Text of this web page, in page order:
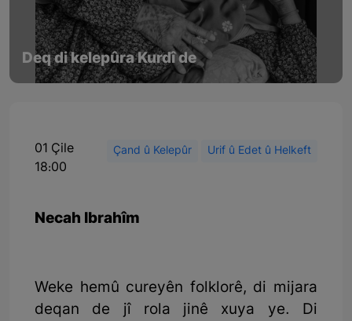
Deq di kelepûra Kurdî de
01 Çile
18:00
Çand û Kelepûr Urif û Edet û Helkeft
Necah Ibrahîm
Weke hemû cureyên folklorê, di mijara
deqan de jî rola jinê xuya ye. Di